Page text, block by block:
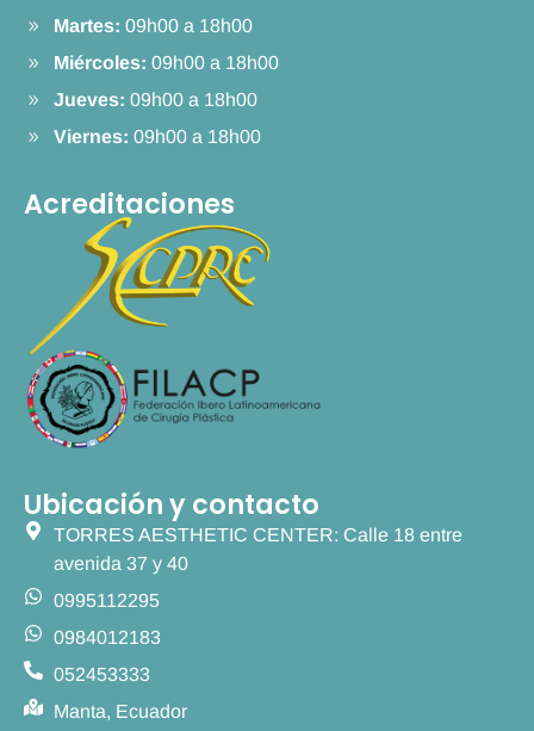
Martes: 09h00 a 18h00
Miércoles: 09h00 a 18h00
Jueves: 09h00 a 18h00
Viernes: 09h00 a 18h00
Acreditaciones
Ubicación y contacto
TORRES AESTHETIC CENTER: Calle 18 entre
avenida 37 y 40
0995112295
0984012183
052453333
Manta, Ecuador